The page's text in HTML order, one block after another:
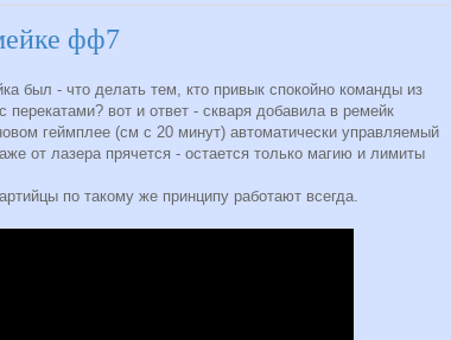
фф7
был - что делать тем, кто привык спокойно команды из
вот и ответ - скваря добавила в ремейк
геймплее (см с 20 минут) автоматически управляемый
от лазера прячется - остается только магию и лимиты
по такому же принципу работают всегда.